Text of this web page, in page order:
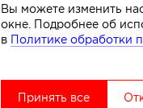
Вы можете изменить
окне. Подробнее об
в Политике обработки
Принять все